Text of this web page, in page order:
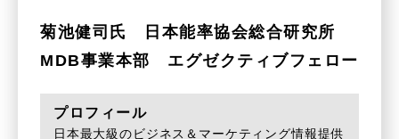
菊池健司氏 日本能率協会総合研究所
MDB事業本部 エグゼクティブフェロー
プロフィール
日本最大級のビジネス＆マーケティング情報提供